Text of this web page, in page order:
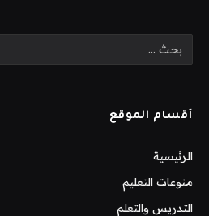
أقسام الموقع
الرئيسية
منوعات التعليم
التدريس والتعلم